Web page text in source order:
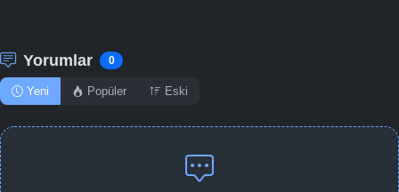
-Bölüm No:
Yorumlar 0
Yeni Popüler Eski